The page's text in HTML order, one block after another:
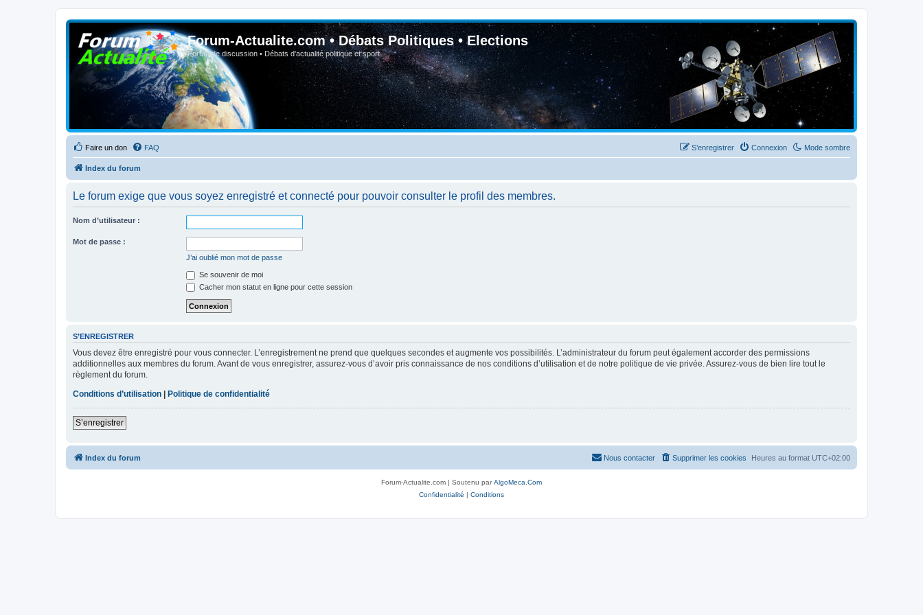
Forum-Actualite.com • Débats Politiques • Elections
Forum de discussion • Débats d'actualité politique et sport
Faire un don Mode sombre
FAQ Connexion
S’enregistrer
Index du forum
Le forum exige que vous soyez enregistré et connecté pour pouvoir consulter le profil des membres.
Nom d’utilisateur :
Mot de passe :
J’ai oublié mon mot de passe
Se souvenir de moi
Cacher mon statut en ligne pour cette session
S’ENREGISTRER
Vous devez être enregistré pour vous connecter. L’enregistrement ne prend que quelques secondes et augmente vos possibilités. L’administrateur du forum peut également accorder des permissions
additionnelles aux membres du forum. Avant de vous enregistrer, assurez-vous d’avoir pris connaissance de nos conditions d’utilisation et de notre politique de vie privée. Assurez-vous de bien lire tout le
règlement du forum.
Conditions d’utilisation | Politique de confidentialité
S’enregistrer
Index du forum Heures au format UTC+02:00
Supprimer les cookies
Nous contacter
Forum-Actualite.com | Soutenu parAlgoMeca.Com
Confidentialité | Conditions